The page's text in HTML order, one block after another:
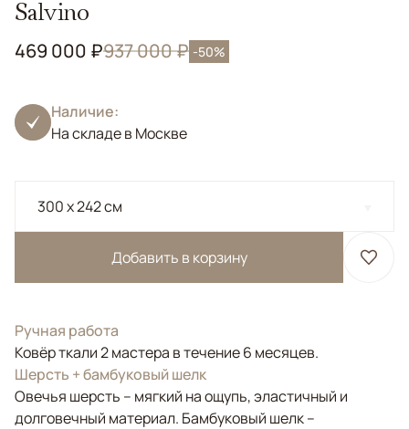
Salvino
469 000 ₽937 000 ₽ -50%
Наличие:
На складе в Москве
300 x 242 см
Добавить в корзину
Ручная работа
Ковёр ткали 2 мастера в течение 6 месяцев.
Шерсть + бамбуковый шелк
Овечья шерсть – мягкий на ощупь, эластичный и
долговечный материал. Бамбуковый шелк –